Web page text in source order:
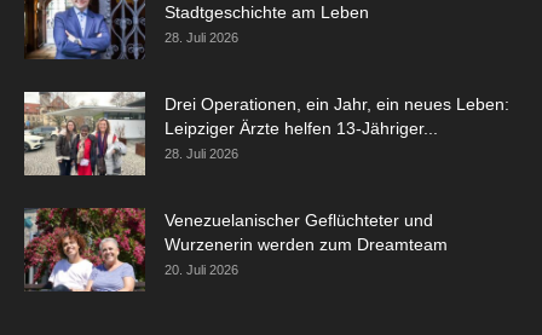
Stadtgeschichte am Leben
28. Juli 2026
Drei Operationen, ein Jahr, ein neues Leben:
Leipziger Ärzte helfen 13-Jähriger...
28. Juli 2026
Venezuelanischer Geflüchteter und
Wurzenerin werden zum Dreamteam
20. Juli 2026